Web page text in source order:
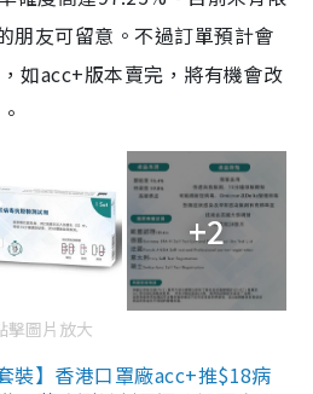
朋友可留意。不過訂單預計會
如acc+版本賣完，將有機會改
+2
擊圖片放大
裝】香港口罩廠acc+推$18病